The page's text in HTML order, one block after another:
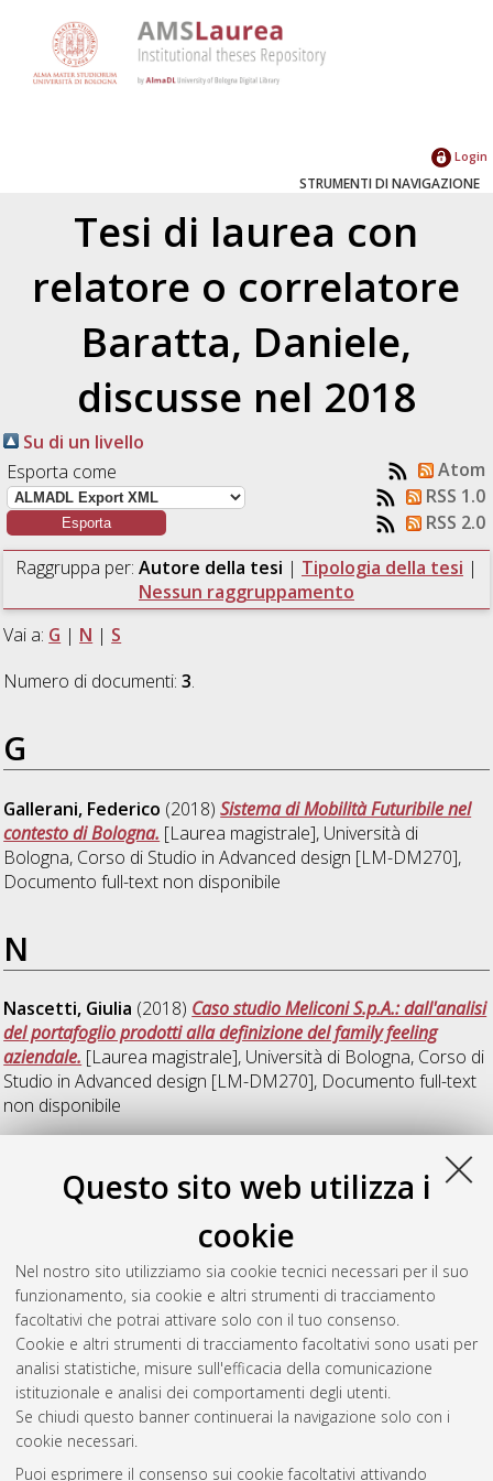
Questo sito web utilizza i
cookie
Nel nostro sito utilizziamo sia cookie tecnici necessari per il suo
funzionamento, sia cookie e altri strumenti di tracciamento
facoltativi che potrai attivare solo con il tuo consenso.
Cookie e altri strumenti di tracciamento facoltativi sono usati per
analisi statistiche, misure sull'efficacia della comunicazione
istituzionale e analisi dei comportamenti degli utenti.
Se chiudi questo banner continuerai la navigazione solo con i
cookie necessari.
Puoi esprimere il consenso sui cookie facoltativi attivando
Login
STRUMENTI DI NAVIGAZIONE
Tesi di laurea con
relatore o correlatore
Baratta, Daniele,
discusse nel 2018
Su di un livello
Esporta come
Atom
RSS 1.0
RSS 2.0
Raggruppa per: Autore della tesi | Tipologia della tesi |
Nessun raggruppamento
Vai a: G | N | S
Numero di documenti:3.
G
Gallerani, Federico (2018)Sistema di Mobilità Futuribile nel
contesto di Bologna. [Laurea magistrale], Università di
Bologna, Corso di Studio inAdvanced design [LM-DM270],
Documento full-text non disponibile
N
Nascetti, Giulia (2018) Caso studio Meliconi S.p.A.: dall'analisi
del portafoglio prodotti alla definizione del family feeling
aziendale. [Laurea magistrale], Università di Bologna, Corso di
Studio inAdvanced design [LM-DM270], Documento full-text
non disponibile
(2018)Analisi strategica dell’azienda
la progettazione di un sistema di prodotti.[Laurea magistrale],
Università di Bologna, Corso di Studio in Advanced design
[LM-DM270], Documento full-text non disponibile
Questa lista e' stata generata ilSun Aug 9 11:58:31 2026
CEST
Atom